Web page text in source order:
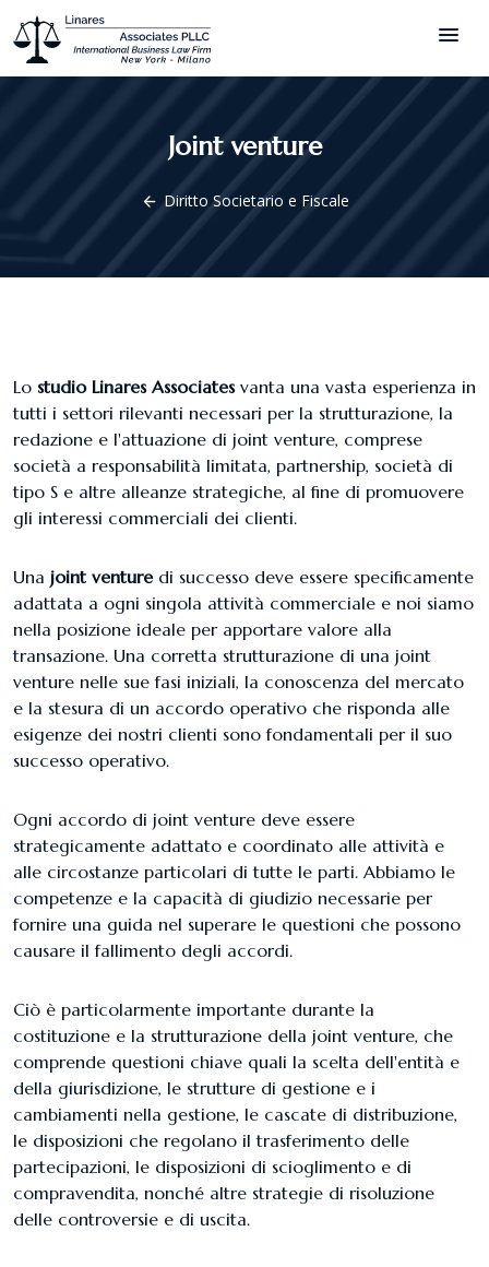
menu
Joint venture
arrow_back Diritto Societario e Fiscale
Lo studio Linares Associatesvanta una vasta esperienza in
tutti i settori rilevanti necessari per la strutturazione, la
redazione e l'attuazione di joint venture, comprese
società a responsabilità limitata, partnership, società di
tipo S e altre alleanze strategiche, al fine di promuovere
gli interessi commerciali dei clienti.
Una joint venturedi successo deve essere specificamente
adattata a ogni singola attività commerciale e noi siamo
nella posizione ideale per apportare valore alla
transazione. Una corretta strutturazione di una joint
venture nelle sue fasi iniziali, la conoscenza del mercato
e la stesura di un accordo operativo che risponda alle
esigenze dei nostri clienti sono fondamentali per il suo
successo operativo.
Ogni accordo di joint venture deve essere
strategicamente adattato e coordinato alle attività e
alle circostanze particolari di tutte le parti. Abbiamo le
competenze e la capacità di giudizio necessarie per
fornire una guida nel superare le questioni che possono
causare il fallimento degli accordi.
Ciò è particolarmente importante durante la
costituzione e la strutturazione della joint venture, che
comprende questioni chiave quali la scelta dell'entità e
della giurisdizione, le strutture di gestione e i
cambiamenti nella gestione, le cascate di distribuzione,
le disposizioni che regolano il trasferimento delle
partecipazioni, le disposizioni di scioglimento e di
compravendita, nonché altre strategie di risoluzione
delle controversie e di uscita.